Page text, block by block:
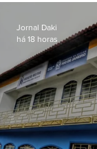
Jornal Daki
há 18 horas